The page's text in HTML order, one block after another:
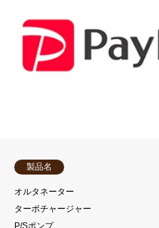
製品名
オルタネーター
ターボチャージャー
P/Sポンプ